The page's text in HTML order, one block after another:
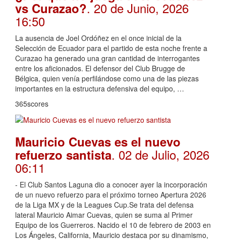
vs Curazao?. 20 de Junio, 2026
16:50
La ausencia de Joel Ordóñez en el once inicial de la
Selección de Ecuador para el partido de esta noche frente a
Curazao ha generado una gran cantidad de interrogantes
entre los aficionados. El defensor del Club Brugge de
Bélgica, quien venía perfilándose como una de las piezas
importantes en la estructura defensiva del equipo, …
365scores
Mauricio Cuevas es el nuevo
refuerzo santista. 02 de Julio, 2026
06:11
- El Club Santos Laguna dio a conocer ayer la incorporación
de un nuevo refuerzo para el próximo torneo Apertura 2026
de la Liga MX y de la Leagues Cup.Se trata del defensa
lateral Mauricio Aimar Cuevas, quien se suma al Primer
Equipo de los Guerreros. Nacido el 10 de febrero de 2003 en
Los Ángeles, California, Mauricio destaca por su dinamismo,